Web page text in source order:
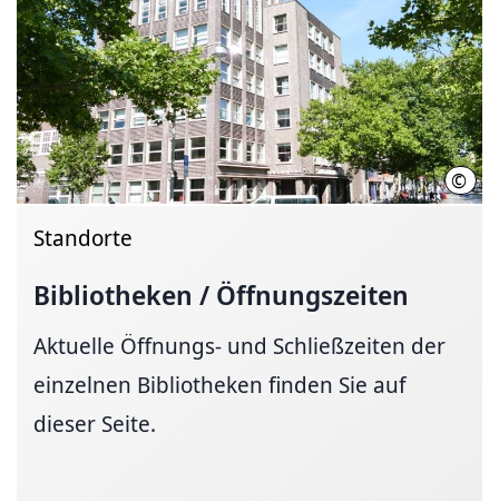
© LHH
Standorte
Bibliotheken / Öffnungszeiten
Aktuelle Öffnungs- und Schließzeiten der
einzelnen Bibliotheken finden Sie auf
dieser Seite.